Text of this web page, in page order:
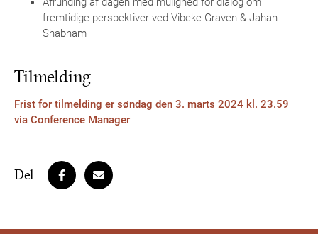
fremtidige perspektiver ved Vibeke Graven & Jahan
Shabnam
Tilmelding
Frist for tilmelding er søndag den 3. marts 2024 kl. 23.59
via Conference Manager
Del